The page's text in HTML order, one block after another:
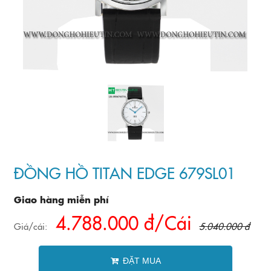
ĐỒNG HỒ TITAN EDGE 679SL01
Giao hàng miễn phí
Giá/cái: 4.788.000 đ/Cái 5.040.000 đ
ĐẶT MUA